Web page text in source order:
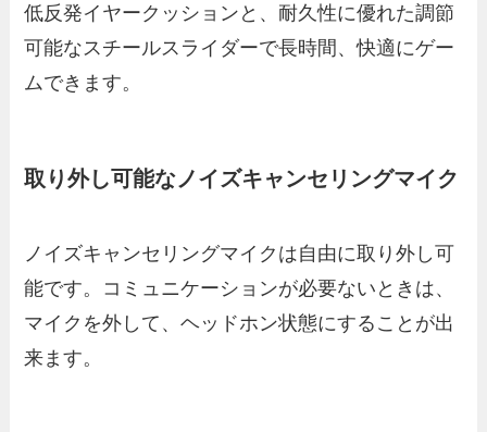
低反発イヤークッションと、耐久性に優れた調節
可能なスチールスライダーで長時間、快適にゲー
ムできます。
取り外し可能なノイズキャンセリングマイク
ノイズキャンセリングマイクは自由に取り外し可
能です。コミュニケーションが必要ないときは、
マイクを外して、ヘッドホン状態にすることが出
来ます。